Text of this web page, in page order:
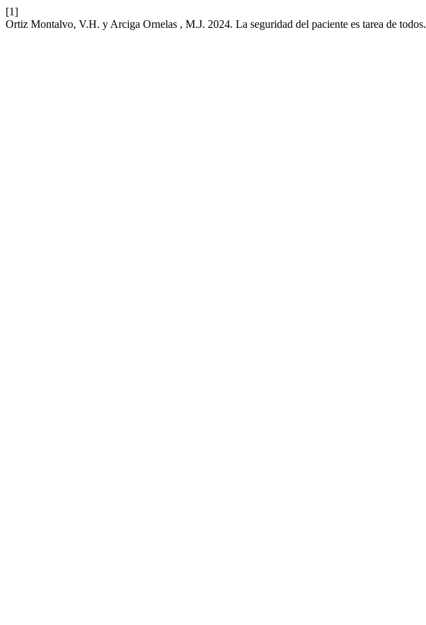
[1]
Ortiz Montalvo, V.H. y Arciga Ornelas , M.J. 2024. La seguridad del paciente es tarea de todos.